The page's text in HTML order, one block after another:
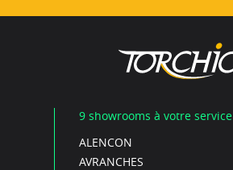
9 showrooms à votre service
ALENCON
AVRANCHES